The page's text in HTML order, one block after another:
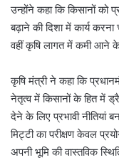
उन्होंने कहा कि किसानों को
बढ़ाने की दिशा में कार्य करना
वहीं कृषि लागत में कमी आने के
कृषि मंत्री ने कहा कि
नेतृत्व में किसानों के हित में
देने के लिए प्रभावी नीतियां
मिट्टी का परीक्षण केवल
अपनी भूमि की वास्तविक